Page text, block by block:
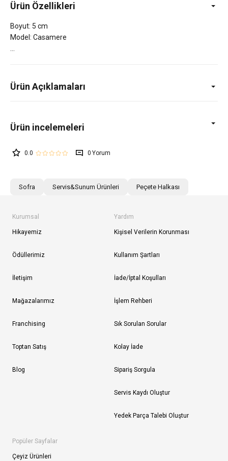
Ürün Özellikleri
Boyut: 5 cm
Model: Casamere
Ürün Açıklamaları
0.0 0
Sofra Servis&Sunum Ürünleri Peçete Halkası
Kurumsal
Hikayemiz
Ödüllerimiz
İletişim
Mağazalarımız
Franchising
Toptan Satış
Blog
Yardım
Kişisel Verilerin Korunması
Kullanım Şartları
İade/İptal Koşulları
İşlem Rehberi
Sık Sorulan Sorular
Kolay İade
Sipariş Sorgula
Servis Kaydı Oluştur
Yedek Parça Talebi Oluştur
Popüler Sayfalar
Çeyiz Ürünleri